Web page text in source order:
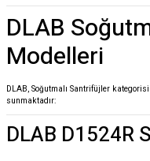
DLAB
Modelleri
DLAB, Soğutmalı Santrifüjler
sunmaktadır:
DLAB D1524R